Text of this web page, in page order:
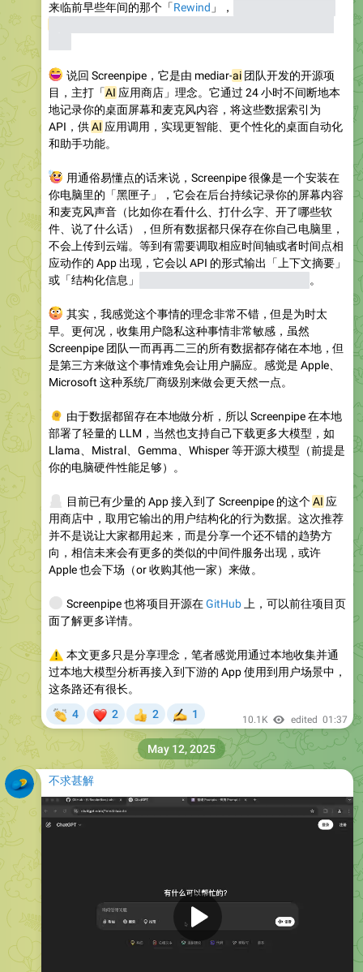
来临前早些年间的那个「Rewind 」，
说回 Screenpipe，它是由 mediar-ai团队开发的开源项
目，主打「AI 应用商店」理念。它通过 24 小时不间断地本
地记录你的桌面屏幕和麦克风内容，将这些数据索引为
API，供AI 应用调用，实现更智能、更个性化的桌面自动化
和助手功能。
用通俗易懂点的话来说，Screenpipe 很像是一个安装在
你电脑里的「黑匣子」，它会在后台持续记录你的屏幕内容
和麦克风声音（比如你在看什么、打什么字、开了哪些软
件、说了什么话），但所有数据都只保存在你自己电脑里，
不会上传到云端。等到有需要调取相应时间轴或者时间点相
应动作的 App 出现，它会以 API 的形式输出「上下文摘要」
或「结构化信息」
。
其实，我感觉这个事情的理念非常不错，但是为时太
早。更何况，收集用户隐私这种事情非常敏感，虽然
Screenpipe 团队一而再再二三的所有数据都存储在本地，但
是第三方来做这个事情难免会让用户膈应。感觉是 Apple、
Microsoft 这种系统厂商级别来做会更天然一点。
由于数据都留存在本地做分析，所以 Screenpipe 在本地
部署了轻量的 LLM，当然也支持自己下载更多大模型，如
Llama、Mistral、Gemma、Whisper 等开源大模型（前提是
你的电脑硬件性能足够）。
目前已有少量的 App 接入到了 Screenpipe 的这个AI 应
用商店中，取用它输出的用户结构化的行为数据。这次推荐
并不是说让大家都用起来，而是分享一个还不错的趋势方
向，相信未来会有更多的类似的中间件服务出现，或许
Apple 也会下场（or 收购其他一家）来做。
Screenpipe 也将项目开源在GitHub上，可以前往项目页
面了解更多详情。
本文更多只是分享理念，笔者感觉用通过本地收集并通
过本地大模型分析再接入到下游的 App 使用到用户场景中，
这条路还有很长。
4 2
👍
2
✍
1 10.1K edited 01:37
不求甚解
May 12, 2025